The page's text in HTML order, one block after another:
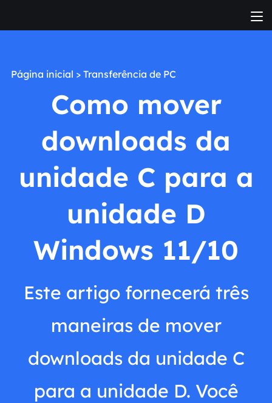
Página inicial > Transferência de PC
Como mover
downloads da
unidade C para a
unidade D
Windows 11/10
Este artigo fornecerá três
maneiras de mover
downloads da unidade C
para a unidade D. Você